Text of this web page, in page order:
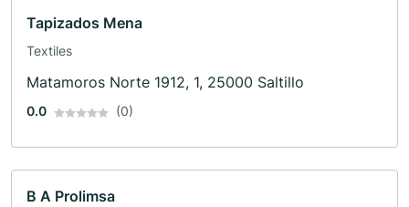
Tapizados Mena
Textiles
Matamoros Norte 1912, 1, 25000 Saltillo
0.0 (0)
B A Prolimsa